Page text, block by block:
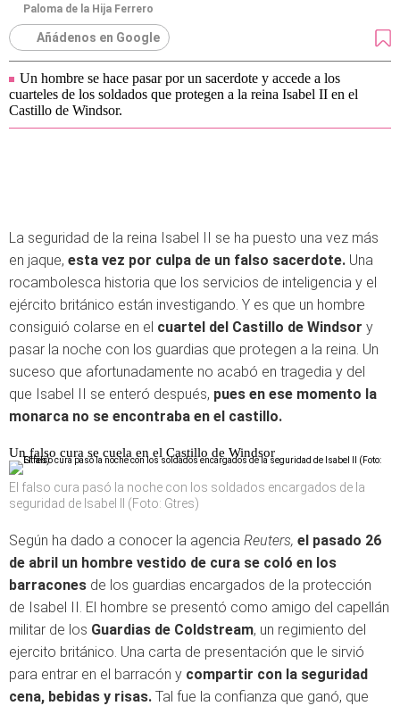
Paloma de la Hija Ferrero
Añádenos en Google
Un hombre se hace pasar por un sacerdote y accede a los
cuarteles de los soldados que protegen a la reina Isabel II en el
Castillo de Windsor.
La seguridad de la reina Isabel II se ha puesto una vez más
en jaque, esta vez por culpa de un falso sacerdote. Una
rocambolesca historia que los servicios de inteligencia y el
ejército británico están investigando. Y es que un hombre
consiguió colarse en el cuartel del Castillo de Windsor y
pasar la noche con los guardias que protegen a la reina. Un
suceso que afortunadamente no acabó en tragedia y del
que Isabel II se enteró después, pues en ese momento la
monarca no se encontraba en el castillo.
Un falso cura se cuela en el Castillo de Windsor
El falso cura pasó la noche con los soldados encargados de la
seguridad de Isabel II (Foto: Gtres)
Según ha dado a conocer la agencia Reuters, el pasado 26
de abril un hombre vestido de cura se coló en los
barracones de los guardias encargados de la protección
de Isabel II. El hombre se presentó como amigo del capellán
militar de los Guardias de Coldstream, un regimiento del
ejercito británico. Una carta de presentación que le sirvió
para entrar en el barracón y compartir con la seguridad
cena, bebidas y risas. Tal fue la confianza que ganó, que